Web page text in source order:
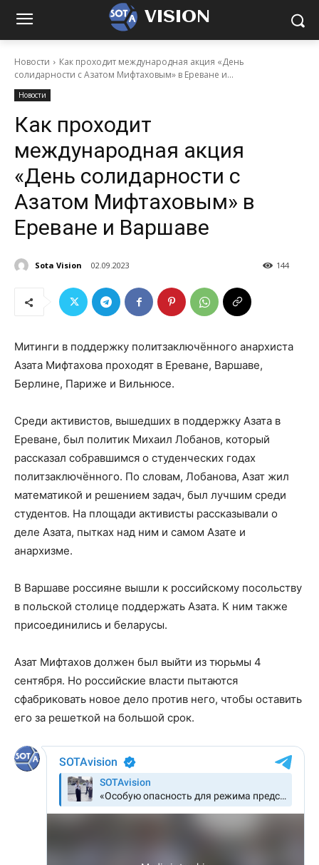
VISION
Новости
Как проходит международная акция «День
солидарности с Азатом Мифтаховым» в Ереване и...
Новости
Как проходит
международная акция
«День солидарности с
Азатом Мифтаховым» в
Ереване и Варшаве
Sota Vision 02.09.2023 144
Митинги в поддержку политзаключённого анархиста
Азата Мифтахова проходят в Ереване, Варшаве,
Берлине, Париже и Вильнюсе.
Среди активистов, вышедших в поддержку Азата в
Ереване, был политик Михаил Лобанов, который
рассказал собравшимся о студенческих годах
политзаключённого. По словам, Лобанова, Азат жил
математикой и решением задач, был лучшим среди
студентов. На площади активисты рассказывали о
деле Азата, пытках над ним и самом Азате и
анархизме.
В Варшаве россияне вышли к российскому посольству
в польской столице поддержать Азата. К ним также
присоединились и беларусы.
Азат Мифтахов должен был выйти из тюрьмы 4
сентября. Но российские власти пытаются
сфабриковать новое дело против него, чтобы оставить
его за решеткой на большой срок.